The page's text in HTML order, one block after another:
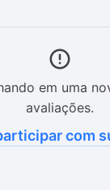
em uma
avaliações.
com